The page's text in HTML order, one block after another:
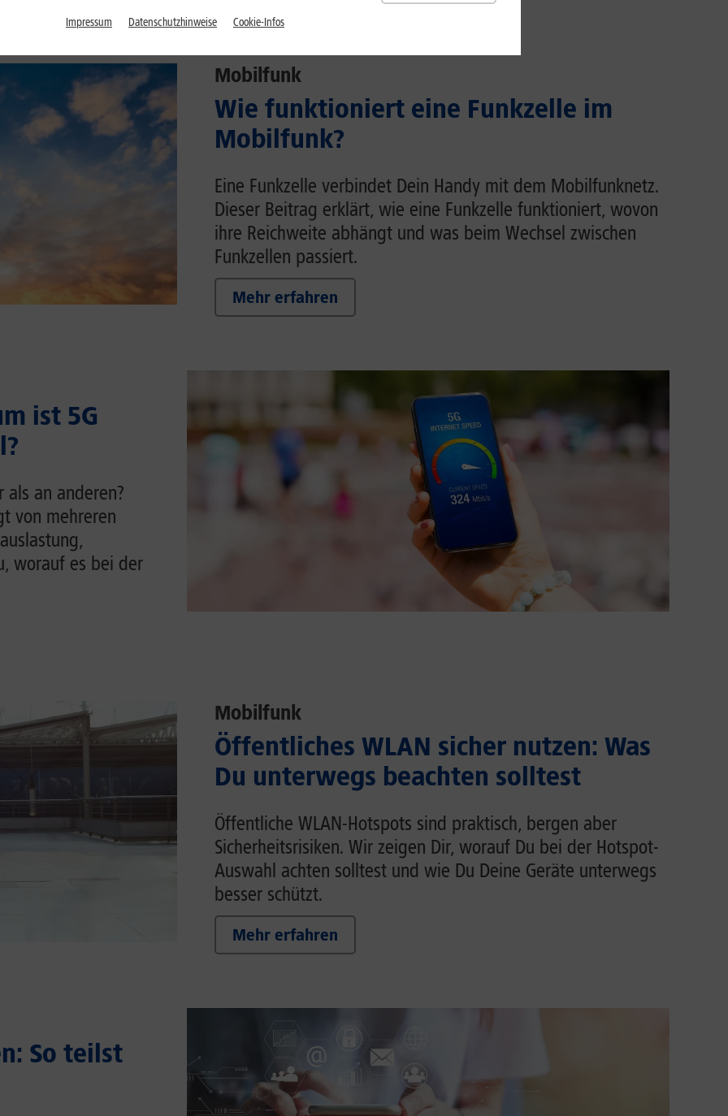
Mobilfunk
Wie funktioniert eine Funkzelle im
Mobilfunk?
Eine Funkzelle verbindet Dein Handy mit dem Mobilfunknetz.
Dieser Beitrag erklärt, wie eine Funkzelle funktioniert, wovon
ihre Reichweite abhängt und was beim Wechsel zwischen
Funkzellen passiert.
Mehr erfahren
ist 5G
als an anderen?
von mehreren
worauf es bei der
Mobilfunk
Öffentliches WLAN sicher nutzen: Was
Du unterwegs beachten solltest
Öffentliche WLAN-Hotspots sind praktisch, bergen aber
Sicherheitsrisiken. Wir zeigen Dir, worauf Du bei der Hotspot-
Auswahl achten solltest und wie Du Deine Geräte unterwegs
besser schützt.
Mehr erfahren
So teilst
Impressum Datenschutzhinweise Cookie-Infos